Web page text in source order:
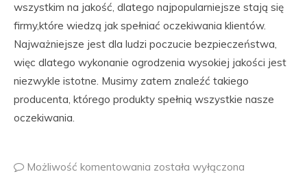
wszystkim na jakość, dlatego najpopularniejsze stają się
firmy,które wiedzą jak spełniać oczekiwania klientów.
Najważniejsze jest dla ludzi poczucie bezpieczeństwa,
więc dlatego wykonanie ogrodzenia wysokiej jakości jest
niezwykle istotne. Musimy zatem znaleźć takiego
producenta, którego produkty spełnią wszystkie nasze
oczekiwania.
Możliwość komentowania została wyłączona